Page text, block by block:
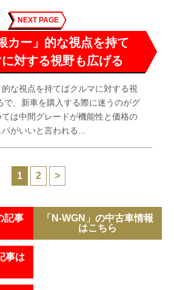
NEXT PAGE
カー」的な視点を持て
対する視野も広げる
的な視点を持てばクルマに対する視
で、新車を購入する際に迷うのがグ
は中間グレードが機能性と価格の
がいいと言われる...
1 2 >
記事
事は
「N-WGN」の中古車情報
はこちら